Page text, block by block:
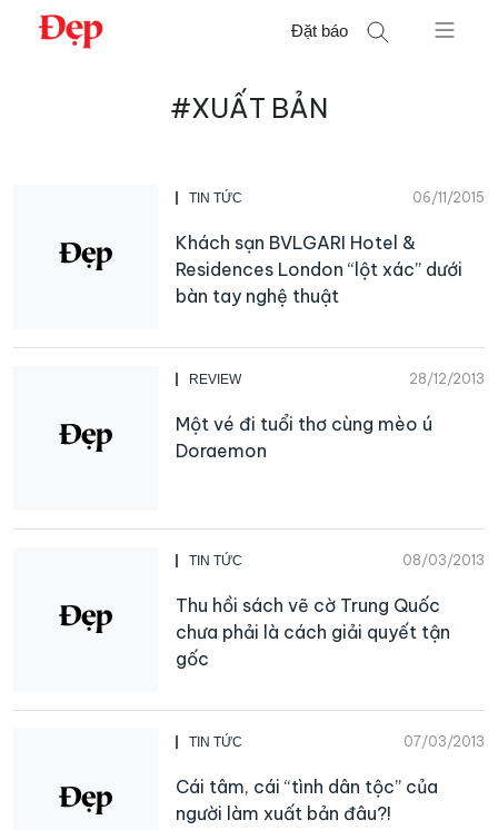
Chuyển
Đặt báo
#XUẤT BẢN
TIN TỨC 06/11/2015
Khách sạn BVLGARI Hotel &
Residences London “lột xác” dưới
bàn tay nghệ thuật
REVIEW 28/12/2013
Một vé đi tuổi thơ cùng mèo ú
Doraemon
TIN TỨC 08/03/2013
Thu hồi sách vẽ cờ Trung Quốc
chưa phải là cách giải quyết tận
gốc
TIN TỨC 07/03/2013
Cái tâm, cái “tình dân tộc” của
người làm xuất bản đâu?!